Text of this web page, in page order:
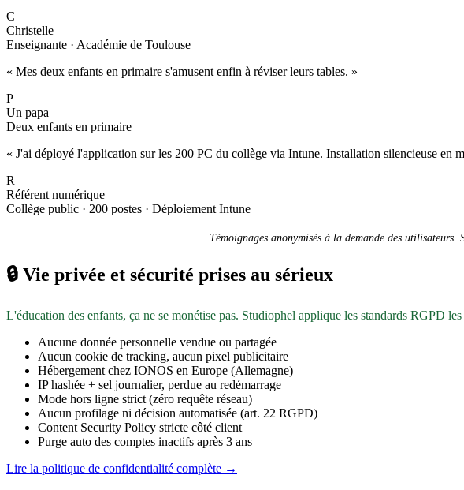
C
Christelle
Enseignante · Académie de Toulouse
« Mes deux enfants en primaire s'amusent enfin à réviser leurs tables. »
P
Un papa
Deux enfants en primaire
« J'ai déployé l'application sur les 200 PC du collège via Intune. Installation silencieuse en
R
Référent numérique
Collège public · 200 postes · Déploiement Intune
Témoignages anonymisés à la demande des
🔒 Vie privée et sécurité prises au sérieux
L'éducation des enfants, ça ne se monétise pas. Studiophel applique les standards RGPD
Aucune donnée personnelle vendue ou partagée
Aucun cookie de tracking, aucun pixel publicitaire
Hébergement chez IONOS en Europe (Allemagne)
IP hashée + sel journalier, perdue au redémarrage
Mode hors ligne strict (zéro requête réseau)
Aucun profilage ni décision automatisée (art. 22 RGPD)
Content Security Policy stricte côté client
Purge auto des comptes inactifs après 3 ans
Lire la politique de confidentialité complète →